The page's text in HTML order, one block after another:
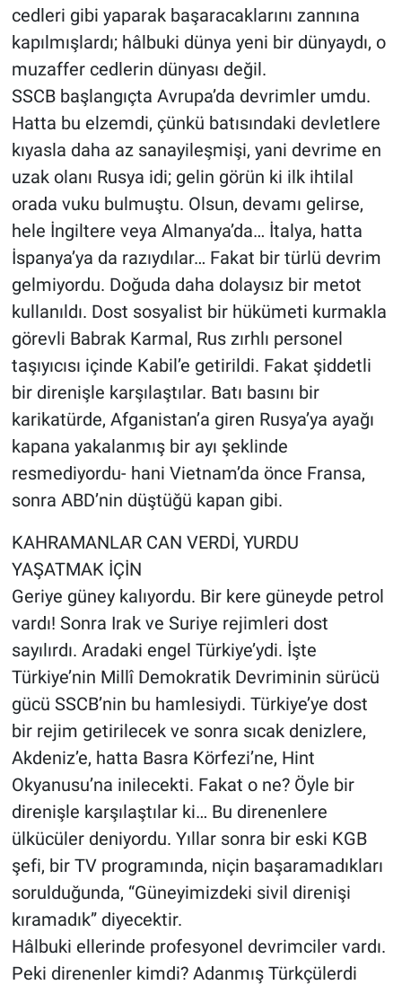
cedleri gibi yaparak başaracaklarını zannına
kapılmışlardı; hâlbuki dünya yeni bir dünyaydı, o
muzaffer cedlerin dünyası değil.
SSCB başlangıçta Avrupa’da devrimler umdu.
Hatta bu elzemdi, çünkü batısındaki devletlere
kıyasla daha az sanayileşmişi, yani devrime en
uzak olanı Rusya idi; gelin görün ki ilk ihtilal
orada vuku bulmuştu. Olsun, devamı gelirse,
hele İngiltere veya Almanya’da… İtalya, hatta
İspanya’ya da razıydılar… Fakat bir türlü devrim
gelmiyordu. Doğuda daha dolaysız bir metot
kullanıldı. Dost sosyalist bir hükümeti kurmakla
görevli Babrak Karmal, Rus zırhlı personel
taşıyıcısı içinde Kabil’e getirildi. Fakat şiddetli
bir direnişle karşılaştılar. Batı basını bir
karikatürde, Afganistan’a giren Rusya’ya ayağı
kapana yakalanmış bir ayı şeklinde
resmediyordu- hani Vietnam’da önce Fransa,
sonra ABD’nin düştüğü kapan gibi.
KAHRAMANLAR CAN VERDİ, YURDU
YAŞATMAK İÇİN
Geriye güney kalıyordu. Bir kere güneyde petrol
vardı! Sonra Irak ve Suriye rejimleri dost
sayılırdı. Aradaki engel Türkiye’ydi. İşte
Türkiye’nin Millî Demokratik Devriminin sürücü
gücü SSCB’nin bu hamlesiydi. Türkiye’ye dost
bir rejim getirilecek ve sonra sıcak denizlere,
Akdeniz’e, hatta Basra Körfezi’ne, Hint
Okyanusu’na inilecekti. Fakat o ne? Öyle bir
direnişle karşılaştılar ki… Bu direnenlere
ülkücüler deniyordu. Yıllar sonra bir eski KGB
şefi, bir TV programında, niçin başaramadıkları
sorulduğunda, “Güneyimizdeki sivil direnişi
kıramadık” diyecektir.
Hâlbuki ellerinde profesyonel devrimciler vardı.
Peki direnenler kimdi? Adanmış Türkçülerdi